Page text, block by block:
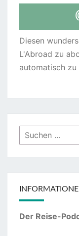
Diesen
L'Abroad zu
automatisch zu
Suchen
nach:
Der Reise-